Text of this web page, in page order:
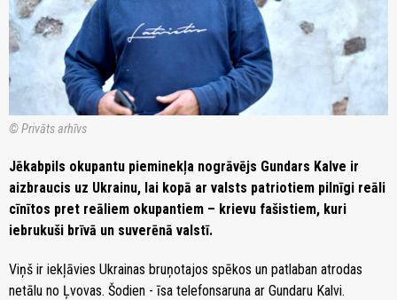
© Privāts arhīvs
Jēkabpils okupantu pieminekļa nogrāvējs Gundars Kalve ir
aizbraucis uz Ukrainu, lai kopā ar valsts patriotiem pilnīgi reāli
cīnītos pret reāliem okupantiem – krievu fašistiem, kuri
iebrukuši brīvā un suverēnā valstī.
Viņš ir iekļāvies Ukrainas bruņotajos spēkos un patlaban atrodas
netālu no Ļvovas. Šodien - īsa telefonsaruna ar Gundaru Kalvi.